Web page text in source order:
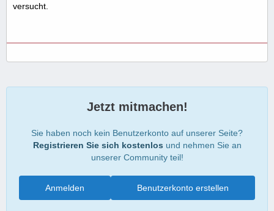
versucht.
Jetzt mitmachen!
Sie haben noch kein Benutzerkonto auf unserer Seite?
Registrieren Sie sich kostenlos und nehmen Sie an
unserer Community teil!
Benutzerkonto erstellen
Anmelden